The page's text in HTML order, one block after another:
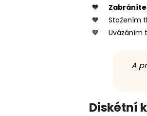
Stažením
Uvázáním
A
Diskétní